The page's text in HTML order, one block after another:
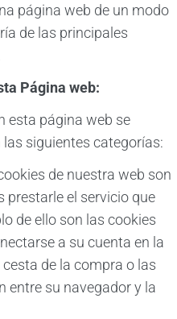
página web de un modo
de las principales
Página web:
esta página web se
siguientes categorías:
de nuestra web son
prestarle el servicio que
de ello son las cookies
a su cuenta en la
de la compra o las
entre su navegador y la